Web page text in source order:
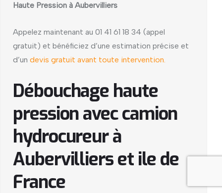
Haute Pression à Aubervilliers
Appelez maintenant au 01 41 61 18 34 (appel
gratuit) et bénéficiez d’une estimation précise et
d’un devis gratuit avant toute intervention.
Débouchage haute
pression avec camion
hydrocureur à
Aubervilliers et ile de
France